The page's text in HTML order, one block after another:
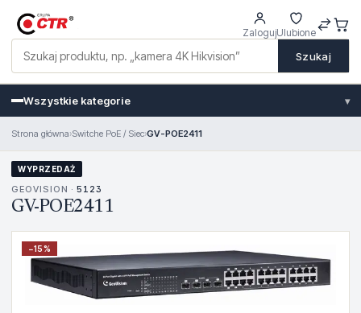
Szukaj
ZalogujUlubione
Wszystkie kategorie ▾
Strona główna›Switche PoE / Siec›GV-POE2411
WYPRZEDAŻ
GEOVISION · 5123
GV-POE2411
−15%